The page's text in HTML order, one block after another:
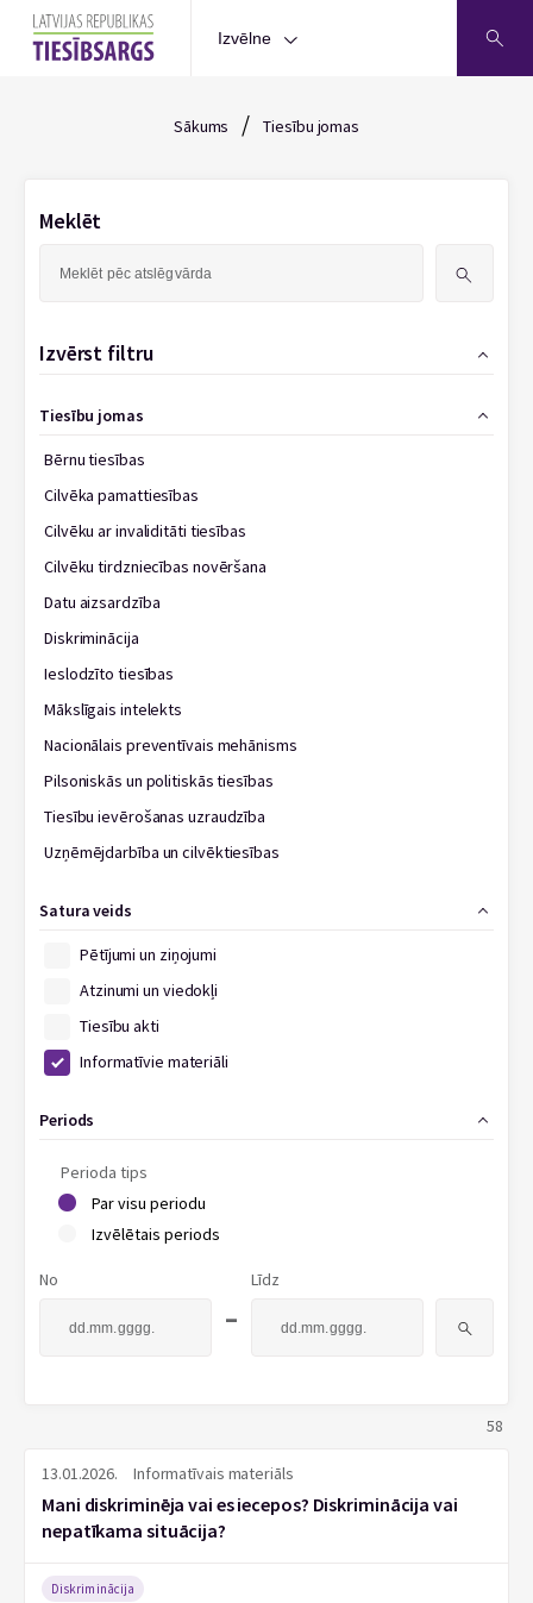
Izvēlne
Sākums / Tiesību jomas
Meklēt
Izvērst filtru
Tiesību jomas
Bērnu tiesības
Cilvēka pamattiesības
Cilvēku ar invaliditāti tiesības
Cilvēku tirdzniecības novēršana
Datu aizsardzība
Diskriminācija
Ieslodzīto tiesības
Mākslīgais intelekts
Nacionālais preventīvais mehānisms
Pilsoniskās un politiskās tiesības
Tiesību ievērošanas uzraudzība
Uzņēmējdarbība un cilvēktiesības
Satura veids
Pētījumi un ziņojumi
Atzinumi un viedokļi
Tiesību akti
Informatīvie materiāli
Periods
Perioda tips
Par visu periodu
Izvēlētais periods
No
-
Līdz
58
13.01.2026. Informatīvais materiāls
Mani diskriminēja vai es iecepos? Diskriminācija vai
nepatīkama situācija?
Diskriminācija